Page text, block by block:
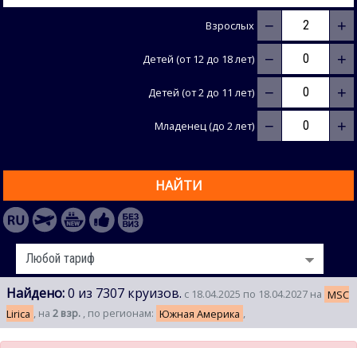
Взрослых − +
Детей (от 12 до 18 лет) − +
Детей (от 2 до 11 лет) − +
Младенец (до 2 лет) − +
НАЙТИ
Найдено:0 из 7307 круизов. с 18.04.2025 по 18.04.2027 на MSC
Lirica , на 2 взр. , по регионам: Южная Америка ,